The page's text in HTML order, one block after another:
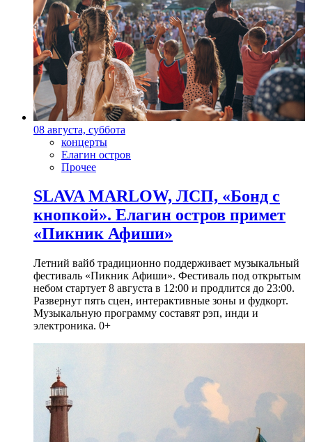
08 августа, суббота
концерты
Елагин остров
Прочее
SLAVA MARLOW, ЛСП, «Бонд с
кнопкой». Елагин остров примет
«Пикник Афиши»
Летний вайб традиционно поддерживает музыкальный
фестиваль «Пикник Афиши». Фестиваль под открытым
небом стартует 8 августа в 12:00 и продлится до 23:00.
Развернут пять сцен, интерактивные зоны и фудкорт.
Музыкальную программу составят рэп, инди и
электроника. 0+